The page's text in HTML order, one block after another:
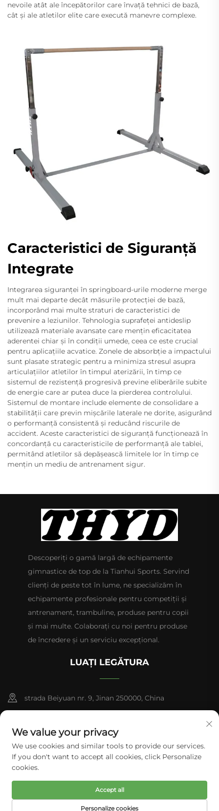
nevoile atât ale începătorilor care învață tehnici de bază,
cât și ale atletilor elite care execută manevre complexe.
Caracteristici de Siguranță
Integrate
Integrarea siguranței în springboard-urile moderne merge
mult mai departe decât măsurile protecției de bază,
incorporând mai multe straturi de caracteristici de
prevenire a leziunilor. Tehnologia suprafeței antideslip
utilizează materiale avansate care mențin eficacitatea
aderentei chiar și în condiții umede, ceea ce este crucial
pentru aplicațiile acvatice. Zonele de absorbție a impactului
sunt plasate strategic pentru a minimiza stresul asupra
articulațiilor atletilor în timpul aterizării, în timp ce
sistemul de rezistență progresivă previne eliberările subite
de energie care ar putea duce la pierderea controlului.
Sistemul de montare include elemente de consolidare a
stabilității care previn mișcările laterale ne dorite, asigurând
o performanță consistentă și reducând riscurile de
accident. Aceste caracteristici de siguranță funcționează în
concordanță cu caracteristicile de performanță ale tablei,
permitând atletilor să depășească limitele lor în timp ce
mențin un mediu de antrenament sigur.
Descoperiți o gamă largă de echipamente
gimnastice de top de la Tianhui Sports. Servind
clienți de peste tot în lume, ne specializăm în
echipamente profesionale pentru competiții și
antrenament, trambuline, produse pentru copii
și mai multe. Colaborați cu noi pentru produse
de încredere și un serviciu excepțional.
LUAȚI LEGĂTURA
strada Beiyuan nr. 9, Jinan 250000, China
[email protected]
Drepturi de autor © Tianhui Sports. Toate drepturile rezervate.
Politica de Confidențialitate
We value your privacy
We use cookies and similar tools to provide our services.
If you don't want to accept all cookies, click Personalize
cookies.
Personalize cookies
Accept all